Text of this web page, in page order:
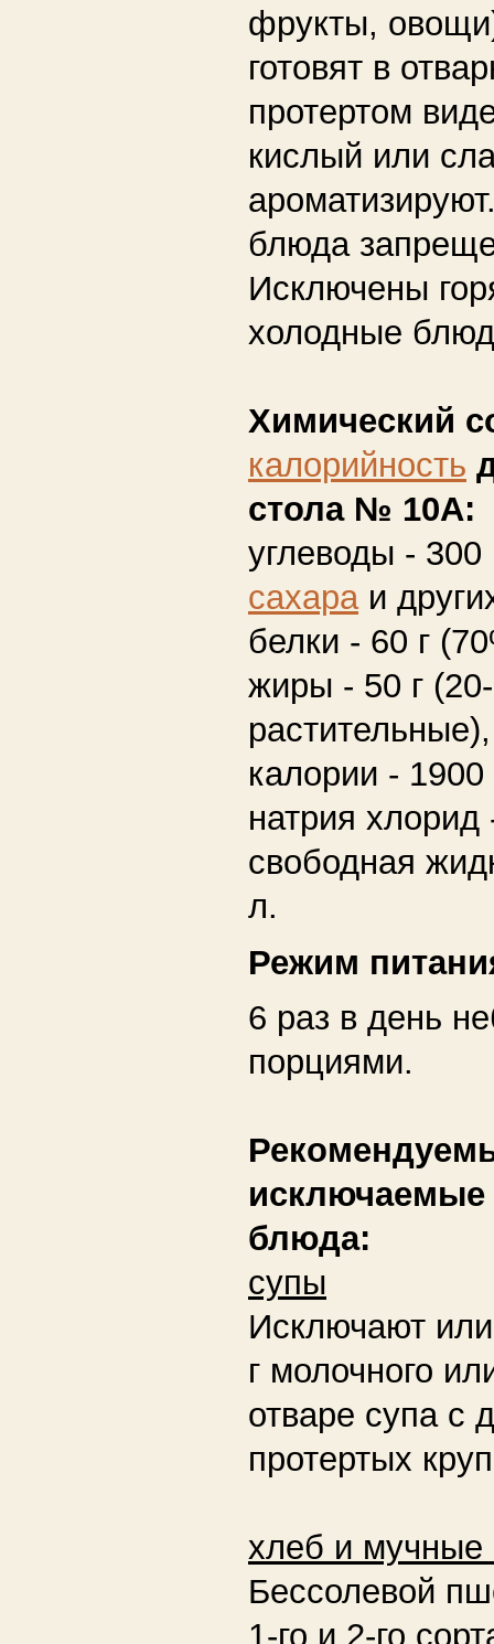
фрукты,
готовят в
протертом
кислый или
блюда
Исключены
холодные
Химический
калорийность
стола № 10А:
углеводы - 300
сахараи
белки - 60 г
жиры - 50 г
растительные),
калории - 1900
натрия
свободная
л.
Режим
6 раз в день
порциями.
исключаемые
блюда:
супы
Исключают
г молочного
отваре супа с
протертых
хлеб и мучные
Бессолевой
1-го и 2-го